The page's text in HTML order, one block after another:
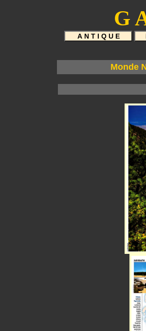
G
Monde